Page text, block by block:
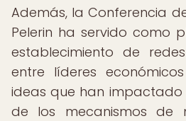
Además, la Conferencia
Pelerin ha servido como
establecimiento de
entre líderes
ideas que han impactado
de los mecanismos de